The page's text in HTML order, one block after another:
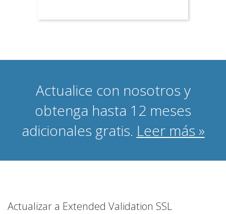
Actualice con nosotros y
obtenga hasta 12 meses
adicionales gratis. Leer más »
Actualizar a Extended Validation SSL